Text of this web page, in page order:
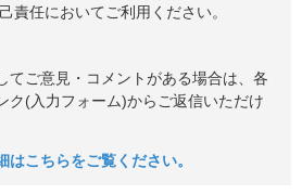
責任においてご利用ください。
てご意見・コメントがある場合は、各
ク(入力フォーム)からご返信いただけ
こちらをご覧ください。